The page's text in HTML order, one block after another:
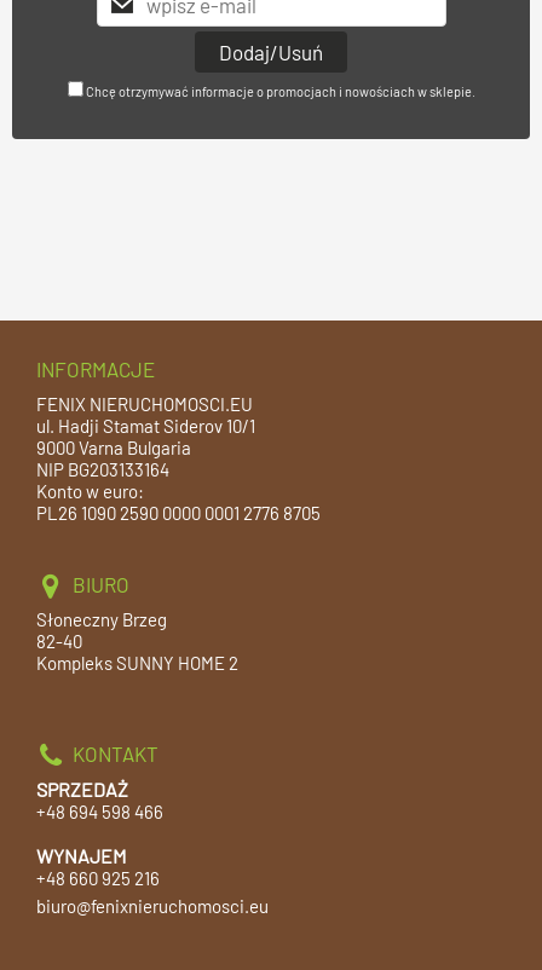
Chcę otrzymywać informacje o promocjach i nowościach w sklepie.
INFORMACJE
FENIX NIERUCHOMOSCI.EU
ul. Hadji Stamat Siderov 10/1
9000 Varna Bulgaria
NIP BG203133164
Konto w euro:
PL26 1090 2590 0000 0001 2776 8705
BIURO
Słoneczny Brzeg
82-40
Kompleks SUNNY HOME 2
KONTAKT
SPRZEDAŻ
+48 694 598 466
WYNAJEM
+48 660 925 216
biuro@fenixnieruchomosci.eu